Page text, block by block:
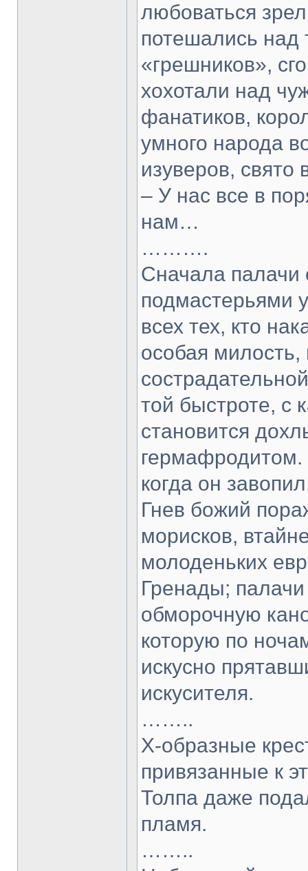
любоваться
потешались над
«грешников»,
хохотали над
фанатиков,
умного народа
изуверов, свято
– У нас все в
нам…
……….
Сначала палачи
подмастерьями
всех тех, кто
особая
той быстроте, с
становится
гермафродитом.
когда он
Гнев божий
морисков,
молоденьких
Гренады;
обморочную
которую по
искусно
искусителя.
……..
Х-образные
привязанные к
Толпа даже
пламя.
……..